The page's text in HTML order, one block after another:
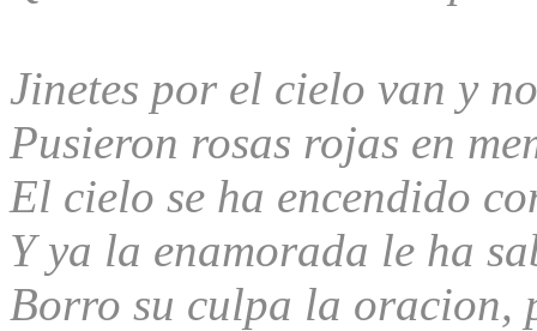
Jinetes por el cielo van y
Pusieron rosas rojas en
El cielo se ha encendido
Y ya la enamorada le ha
Borro su culpa la oracion,